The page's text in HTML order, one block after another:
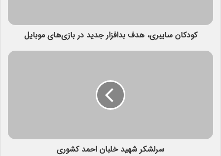
کودکان سایبری، هدف بدافزار جدید در بازی‌های موبایل
سرلشکر شهید خلبان احمد کشوری